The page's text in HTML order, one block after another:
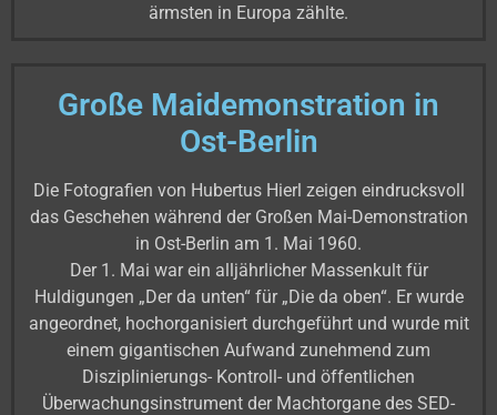
ärmsten in Europa zählte.
Große Maidemonstration in
Ost-Berlin
Die Fotografien von Hubertus Hierl zeigen eindrucksvoll
das Geschehen während der Großen Mai-Demonstration
in Ost-Berlin am 1. Mai 1960.
Der 1. Mai war ein alljährlicher Massenkult für
Huldigungen „Der da unten“ für „Die da oben“. Er wurde
angeordnet, hochorganisiert durchgeführt und wurde mit
einem gigantischen Aufwand zunehmend zum
Disziplinierungs- Kontroll- und öffentlichen
Überwachungsinstrument der Machtorgane des SED-